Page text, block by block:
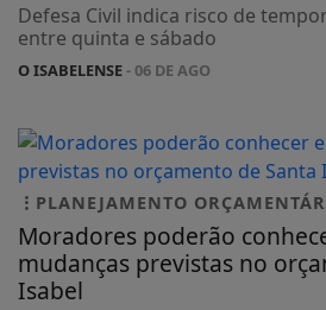
Defesa Civil indica risco de
entre quinta e sábado
O ISABELENSE- 06 DE AGO
PLANEJAMENTO
Moradores poderão
mudanças previstas no
Isabel